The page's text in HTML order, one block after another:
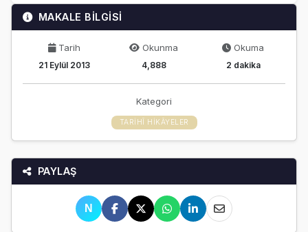
MAKALE BİLGİSİ
Tarih
21 Eylül 2013
Okunma
4,888
Okuma
2 dakika
Kategori
TARIHÎ HIKÂYELER
PAYLAŞ
N